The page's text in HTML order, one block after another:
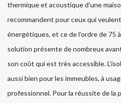
thermique et acoustique d’une
recommandent pour ceux qui
énergétiques, et ce de l’ordre de 75
solution présente de nombreux
son coût qui est très accessible.
aussi bien pour les immeubles, à
professionnel. Pour la réussite de la